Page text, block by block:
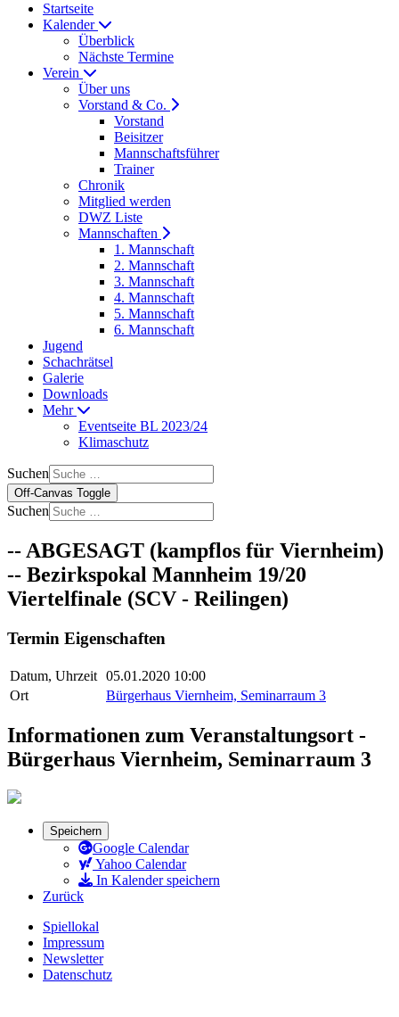
Startseite
Kalender
Überblick
Nächste Termine
Verein
Über uns
Vorstand & Co.
Vorstand
Beisitzer
Mannschaftsführer
Trainer
Chronik
Mitglied werden
DWZ Liste
Mannschaften
1. Mannschaft
2. Mannschaft
3. Mannschaft
4. Mannschaft
5. Mannschaft
6. Mannschaft
Jugend
Schachrätsel
Galerie
Downloads
Mehr
Eventseite BL 2023/24
Klimaschutz
Suchen
Off-Canvas Toggle
Suchen
-- ABGESAGT (kampflos für Viernheim)
-- Bezirkspokal Mannheim 19/20
Viertelfinale (SCV - Reilingen)
Termin Eigenschaften
Datum, Uhrzeit 05.01.2020 10:00
Ort
Bürgerhaus Viernheim, Seminarraum 3
Informationen zum Veranstaltungsort -
Bürgerhaus Viernheim, Seminarraum 3
Speichern
Google Calendar
Yahoo Calendar
In Kalender speichern
Zurück
Spiellokal
Impressum
Newsletter
Datenschutz